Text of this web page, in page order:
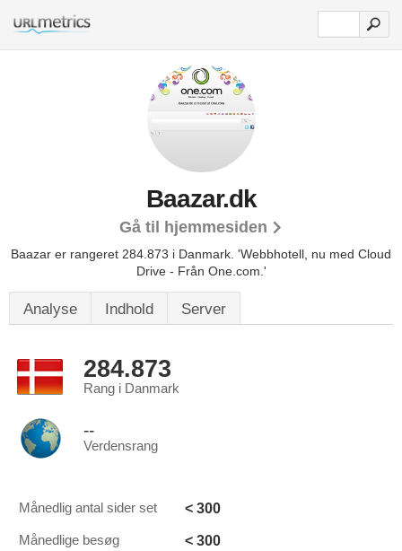
Baazar.dk
Gå til hjemmesiden
Baazar er rangeret 284.873 i Danmark. 'Webbhotell, nu med Cloud
Drive - Från One.com.'
Analyse Indhold Server
284.873
Rang i Danmark
--
Verdensrang
Månedlig antal sider set < 300
Månedlige besøg < 300